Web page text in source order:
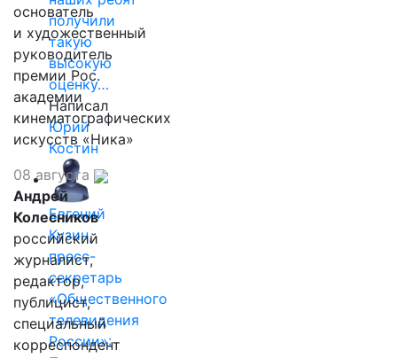
получили
такую
высокую
оценку…
Написал
Юрий
Костин
Евгений
Кузин,
пресс-
секретарь
«Общественного
телевидения
России»:
основатель
и художественный
руководитель
премии Рос.
академии
кинематографических
искусств «Ника»
08 августа
Андрей
Колесников
российский
журналист,
редактор,
публицист,
специальный
корреспондент